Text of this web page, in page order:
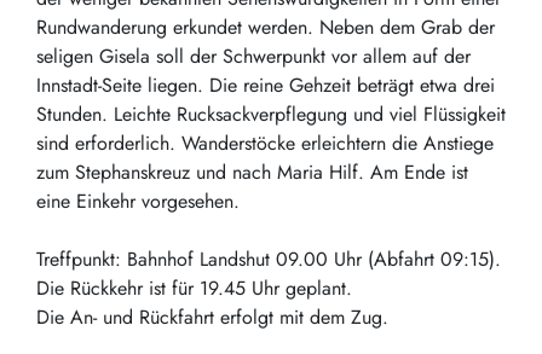
Rundwanderung erkundet werden. Neben dem Grab der
seligen Gisela soll der Schwerpunkt vor allem auf der
Innstadt-Seite liegen. Die reine Gehzeit beträgt etwa drei
Stunden. Leichte Rucksackverpflegung und viel Flüssigkeit
sind erforderlich. Wanderstöcke erleichtern die Anstiege
zum Stephanskreuz und nach Maria Hilf. Am Ende ist
eine Einkehr vorgesehen.
Treffpunkt: Bahnhof Landshut 09.00 Uhr (Abfahrt 09:15).
Die Rückkehr ist für 19.45 Uhr geplant.
Die An- und Rückfahrt erfolgt mit dem Zug.